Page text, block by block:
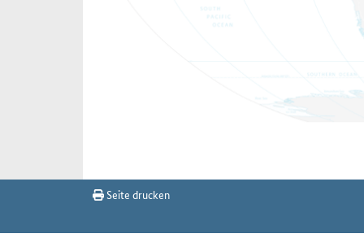
Seite drucken